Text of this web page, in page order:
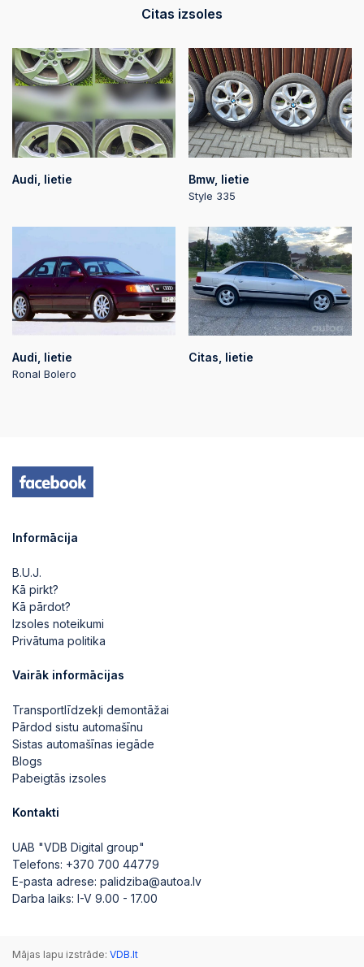
Citas izsoles
Audi, lietie Bmw, lietie
Style 335
Audi, lietie
Ronal Bolero
Citas, lietie
Informācija
B.U.J.
Kā pirkt?
Kā pārdot?
Izsoles noteikumi
Privātuma politika
Vairāk informācijas
Transportlīdzekļi demontāžai
Pārdod sistu automašīnu
Sistas automašīnas iegāde
Blogs
Pabeigtās izsoles
Kontakti
UAB "VDB Digital group"
Telefons: +370 700 44779
E-pasta adrese: palidziba@autoa.lv
Darba laiks: I-V 9.00 - 17.00
Mājas lapu izstrāde: VDB.lt